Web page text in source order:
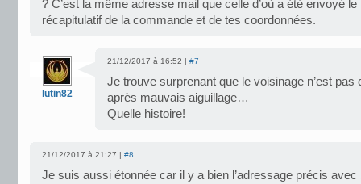
? C’est la même adresse mail que celle d’où a été envoyé le
récapitulatif de la commande et de tes coordonnées.
lutin82
21/12/2017 à 16:52 | #7
Je trouve surprenant que le voisinage n’est
après mauvais aiguillage…
Quelle histoire!
21/12/2017 à 21:27 | #8
Je suis aussi étonnée car il y a bien l’adressage précis avec